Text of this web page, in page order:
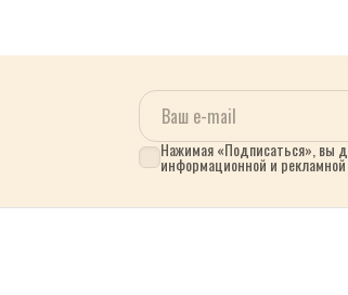
Нажимая «Подписаться», вы
информационной и